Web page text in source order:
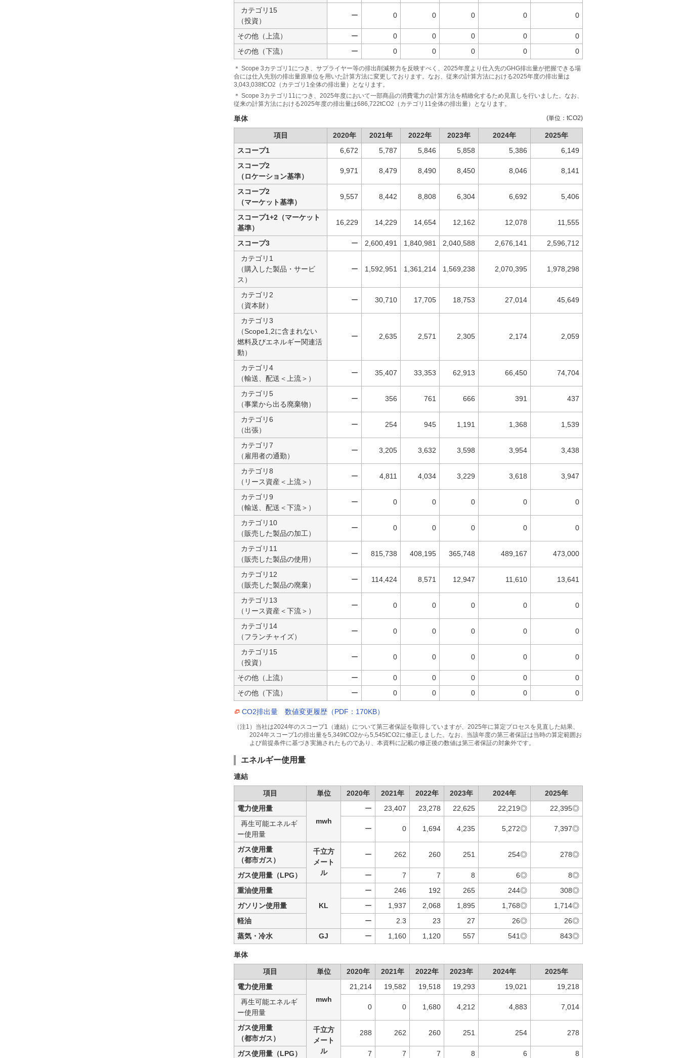
カテゴリ15
（投資）
ー 0 0 0 0 0
その他（上流） ー 0 0 0 0
0
その他（下流）
ー 0 0 0 0 0
＊ Scope 3カテゴリ1につき、サプライヤー等の排出削減努力を反映すべく、2025年度より仕入先のGHG排出量が把握できる場
合には仕入先別の排出量原単位を用いた計算方法に変更しております。なお、従来の計算方法における2025年度の排出量は
3,043,038tCO2（カテゴリ1全体の排出量）となります。
＊ Scope 3カテゴリ11につき、2025年度において一部商品の消費電力の計算方法を精緻化するため見直しを行いました。なお、
従来の計算方法における2025年度の排出量は686,722tCO2（カテゴリ11全体の排出量）となります。
単体 (単位：tCO2)
項目 2020年 2021年 2022年 2023年 2024年
2025年
スコープ1
6,672 5,787 5,846 5,858 5,386
6,149
スコープ2
（ロケーション基準）
9,971 8,479 8,490 8,450 8,046 8,141
スコープ2
（マーケット基準）
9,557 8,442 8,808 6,304 6,692 5,406
スコープ1+2（マーケット
基準）
16,229 14,229 14,654 12,162 12,078 11,555
スコープ3 ー 2,600,491 1,840,981 2,040,588 2,676,141
2,596,712
カテゴリ1
（購入した製品・サービ
ス）
ー 1,592,951 1,361,214 1,569,238 2,070,395 1,978,298
カテゴリ2
（資本財）
ー 30,710 17,705 18,753 27,014 45,649
カテゴリ3
（Scope1,2に含まれない
燃料及びエネルギー関連活
動）
ー 2,635 2,571 2,305 2,174 2,059
カテゴリ4
（輸送、配送＜上流＞）
ー 35,407 33,353 62,913 66,450 74,704
カテゴリ5
（事業から出る廃棄物）
ー 356 761 666 391 437
カテゴリ6
（出張）
ー 254 945 1,191 1,368 1,539
カテゴリ7
（雇用者の通勤）
ー 3,205 3,632 3,598 3,954 3,438
カテゴリ8
（リース資産＜上流＞）
ー 4,811 4,034 3,229 3,618 3,947
カテゴリ9
（輸送、配送＜下流＞）
ー 0 0 0 0 0
カテゴリ10
（販売した製品の加工）
ー 0 0 0 0 0
カテゴリ11
（販売した製品の使用）
ー 815,738 408,195 365,748 489,167 473,000
カテゴリ12
（販売した製品の廃棄）
ー 114,424 8,571 12,947 11,610 13,641
カテゴリ13
（リース資産＜下流＞）
ー 0 0 0 0 0
カテゴリ14
（フランチャイズ）
ー 0 0 0 0 0
カテゴリ15
（投資）
ー 0 0 0 0 0
その他（上流） ー 0 0 0 0
0
その他（下流）
ー 0 0 0 0 0
CO2排出量 数値変更履歴（PDF：170KB）
（注1）当社は2024年のスコープ1（連結）について第三者保証を取得していますが、2025年に算定プロセスを見直した結果、
2024年スコープ1の排出量を5,349tCO2から5,545tCO2に修正しました。なお、当該年度の第三者保証は当時の算定範囲お
よび前提条件に基づき実施されたものであり、本資料に記載の修正後の数値は第三者保証の対象外です。
エネルギー使用量
連結
項目 単位 2020年 2021年 2022年 2023年 2024年
2025年
電力使用量
mwh
ー 23,407 23,278 22,625 22,219◎
22,395◎
再生可能エネルギ
ー使用量
ー 0 1,694 4,235 5,272◎ 7,397◎
ガス使用量
（都市ガス）
千立方
メート
ル
ー 262 260 251 254◎ 278◎
ガス使用量（LPG） ー 7 7 8 6◎
8◎
重油使用量
KL
ー 246 192 265 244◎
308◎
ガソリン使用量
ー 1,937 2,068 1,895 1,768◎
1,714◎
軽油
ー 2.3 23 27 26◎
26◎
蒸気・冷水
GJ ー 1,160 1,120 557 541◎ 843◎
単体
項目 単位 2020年 2021年 2022年 2023年 2024年
2025年
電力使用量
mwh
21,214 19,582 19,518 19,293 19,021
19,218
再生可能エネルギ
ー使用量
0 0 1,680 4,212 4,883 7,014
ガス使用量
（都市ガス）
千立方
メート
ル
288 262 260 251 254 278
ガス使用量（LPG） 7 7 7 8 6 8